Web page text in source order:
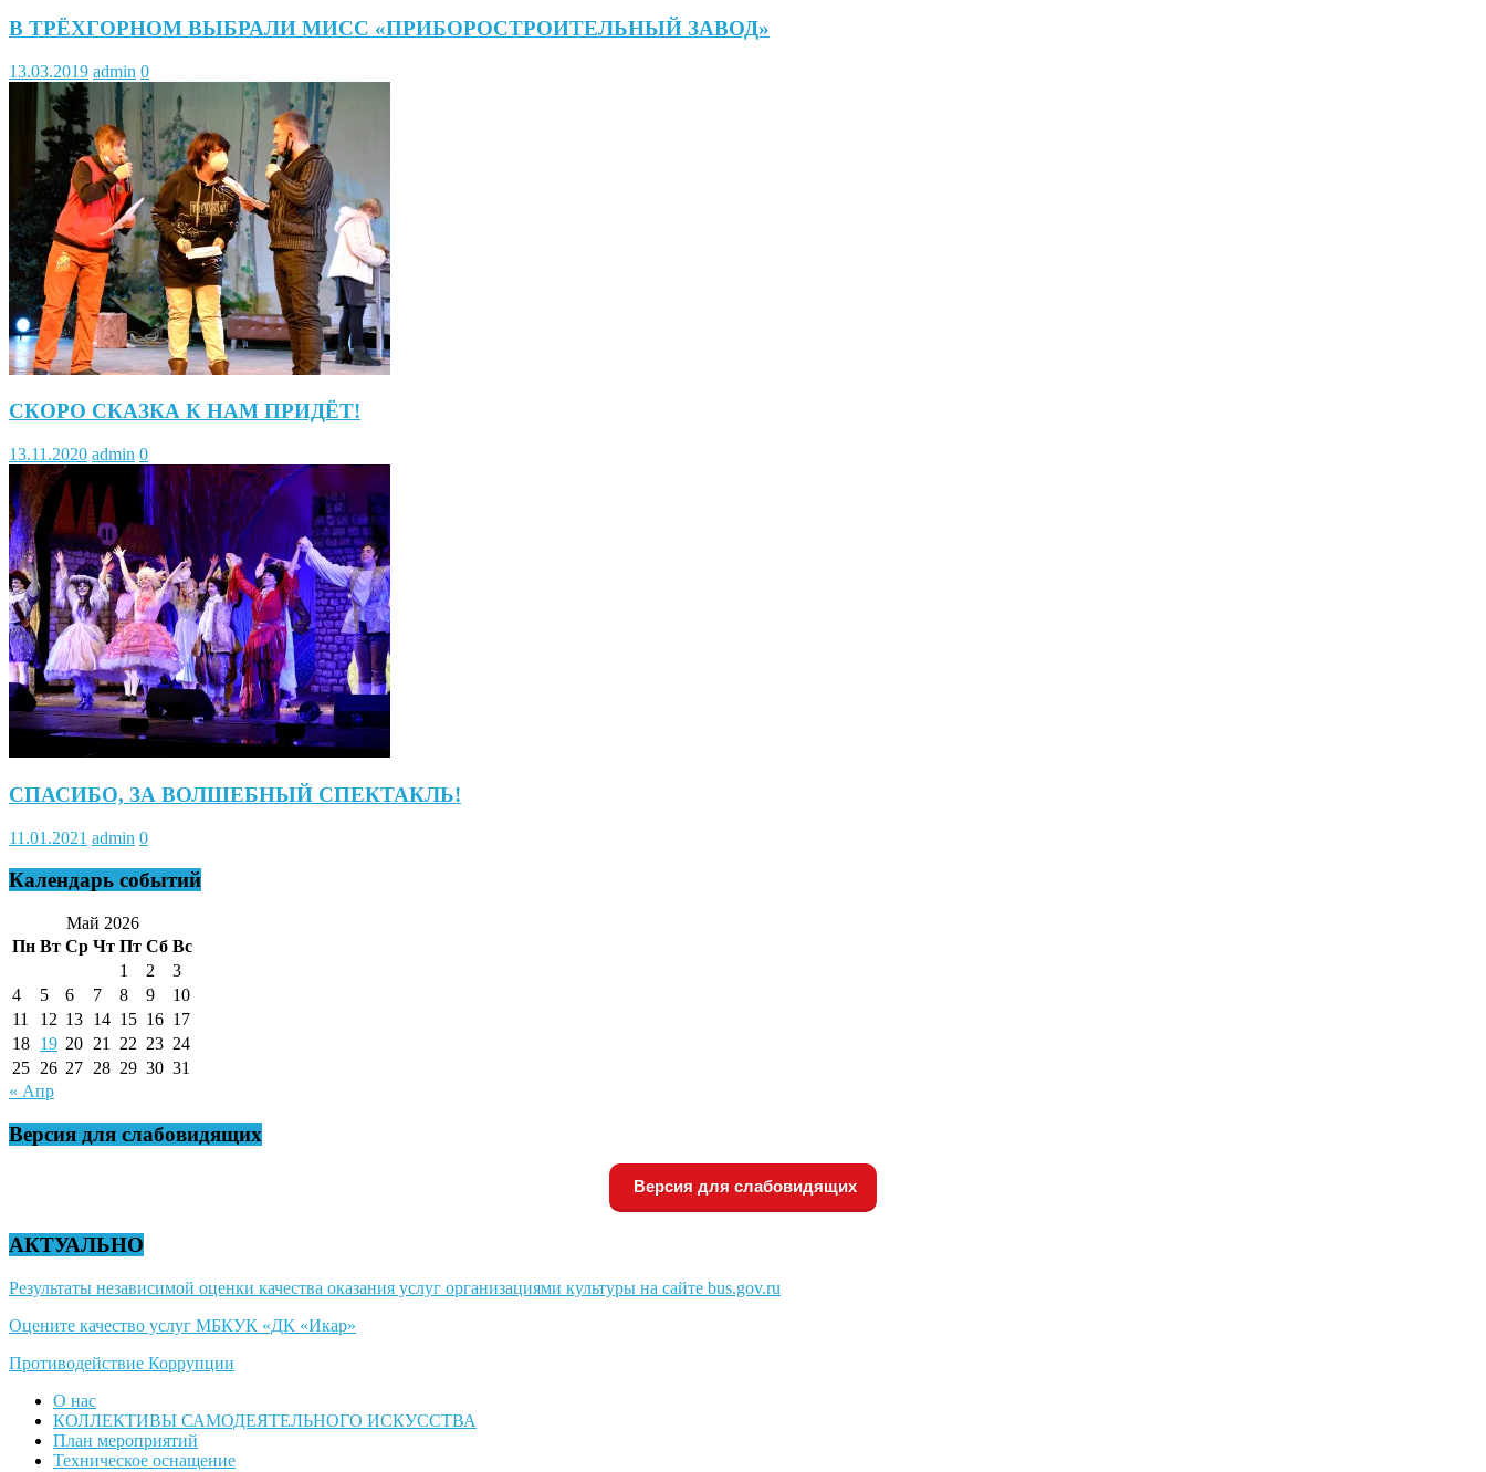
В ТРЁХГОРНОМ ВЫБРАЛИ МИСС «ПРИБОРОСТРОИТЕЛЬНЫЙ ЗАВОД»
13.03.2019 admin 0
СКОРО СКАЗКА К НАМ ПРИДЁТ!
13.11.2020 admin 0
СПАСИБО, ЗА ВОЛШЕБНЫЙ СПЕКТАКЛЬ!
11.01.2021 admin 0
Календарь событий
Май 2026
Пн Вт Ср Чт Пт Сб Вс
1
2
3
4
5 6 7 8 9
10
11
12 13 14 15 16 17
18 19 20 21 22 23 24
25 26 27 28 29 30 31
« Апр
Версия для слабовидящих
Версия для слабовидящих
АКТУАЛЬНО
Результаты независимой оценки качества оказания услуг организациями культуры на сайте bus.gov.ru
Оцените качество услуг МБКУК «ДК «Икар»
Противодействие Коррупции
О нас
КОЛЛЕКТИВЫ САМОДЕЯТЕЛЬНОГО ИСКУССТВА
План мероприятий
Техническое оснащение